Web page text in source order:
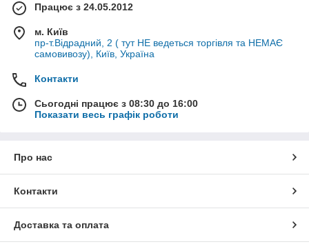
Працює з 24.05.2012
м. Київ
пр-т.Відрадний, 2 ( тут НЕ ведеться торгівля та НЕМАЄ
самовивозу), Київ, Україна
Контакти
Сьогодні працює з 08:30 до 16:00
Показати весь графік роботи
Про нас
Контакти
Доставка та оплата